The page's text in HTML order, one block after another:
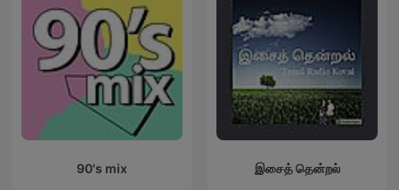
90's mix இசைத் தென்றல்